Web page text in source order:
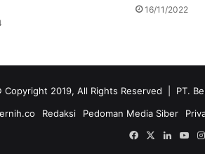
16/11/2022
Copyright 2019, All Rights Reserved | PT.
Redaksi Pedoman Media Siber
Facebook
X LinkedIn